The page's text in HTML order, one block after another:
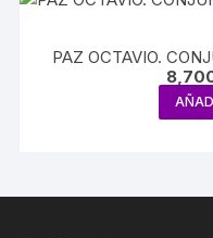
PAZ OCTAVIO.